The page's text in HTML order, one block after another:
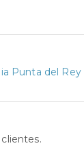
Punta del Rey